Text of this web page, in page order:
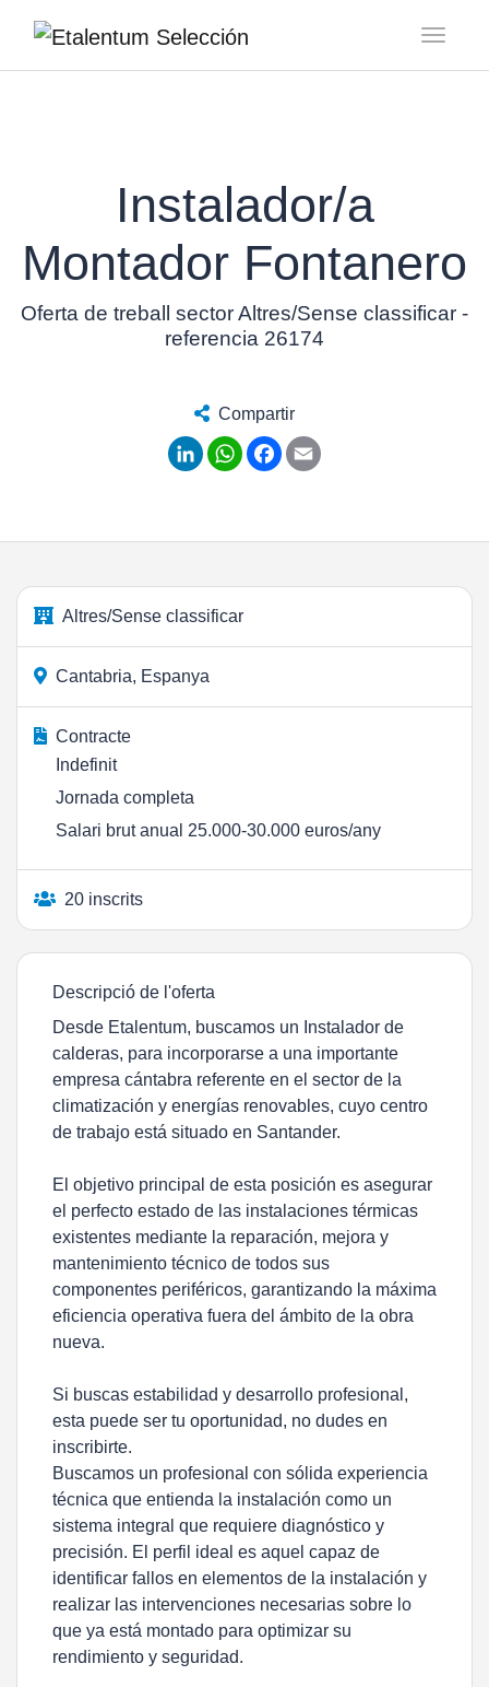
Instalador/a
Montador Fontanero
Oferta de treball sector Altres/Sense classificar -
referencia 26174
Compartir
LinkedInWhatsApp
Facebook
Altres/Sense classificar
Cantabria, Espanya
Contracte
Indefinit
Jornada completa
Salari brut anual 25.000-30.000 euros/any
20 inscrits
Descripció de l'oferta
Desde Etalentum, buscamos un Instalador de
calderas, para incorporarse a una importante
empresa cántabra referente en el sector de la
climatización y energías renovables, cuyo centro
de trabajo está situado en Santander.
El objetivo principal de esta posición es asegurar
el perfecto estado de las instalaciones térmicas
existentes mediante la reparación, mejora y
mantenimiento técnico de todos sus
componentes periféricos, garantizando la máxima
eficiencia operativa fuera del ámbito de la obra
nueva.
Si buscas estabilidad y desarrollo profesional,
esta puede ser tu oportunidad, no dudes en
inscribirte.
Buscamos un profesional con sólida experiencia
técnica que entienda la instalación como un
sistema integral que requiere diagnóstico y
precisión. El perfil ideal es aquel capaz de
identificar fallos en elementos de la instalación y
realizar las intervenciones necesarias sobre lo
que ya está montado para optimizar su
rendimiento y seguridad.